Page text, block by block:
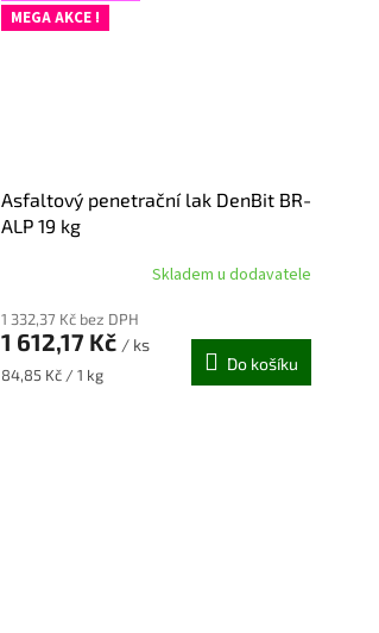
MEGA AKCE !
Asfaltový penetrační lak DenBit BR-
ALP 19 kg
produktu
je
5,0
Skladem u dodavatele
1 332,37 Kč bez DPH
1 612,17 Kč / ks
Měrná
84,85 Kč / 1 kg
Do košíku